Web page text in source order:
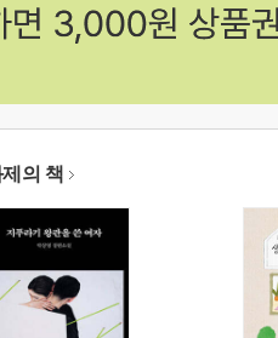
의 책